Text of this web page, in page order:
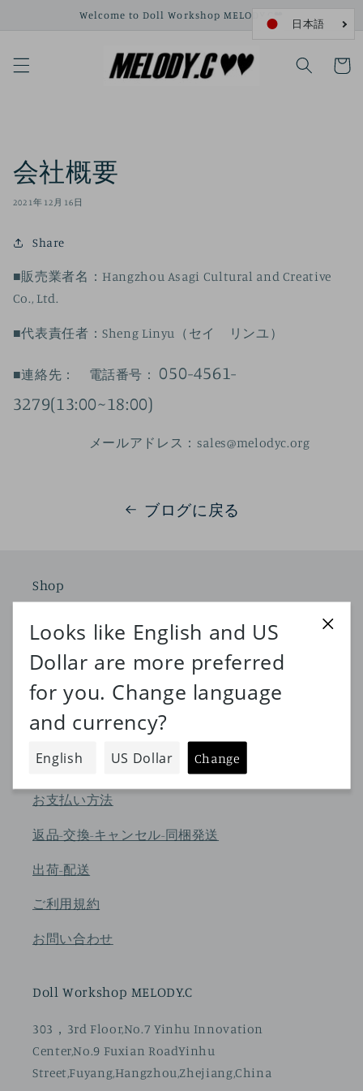
進む
Welcome to Doll Workshop MELODY.C❤
ー
会社概要
2021年12月16日
Share
■販売業者名：Hangzhou Asagi Cultural and Creative
Co., Ltd.
■代表責任者：Sheng Linyu（セイ リンユ）
■連絡先： 電話番号： 050-4561-
3279(13:00~18:00)
メールアドレス：sales@melodyc.org
ブログに戻る
Shop
ホームページ
ショップ
会社概要
特定商取引法に基づく表記
お支払い方法
返品-交換-キャンセル-同梱発送
出荷-配送
ご利用規約
お問い合わせ
Doll Workshop MELODY.C
303，3rd Floor,No.7 Yinhu Innovation
Center,No.9 Fuxian RoadYinhu
Street,Fuyang,Hangzhou,Zhejiang,China